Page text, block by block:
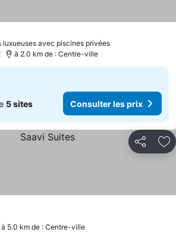
luxueuses avec piscines privées
à 2.0 km de : Centre-ville
5 sites Consulter les prix
Partager
à 5.0 km de : Centre-ville